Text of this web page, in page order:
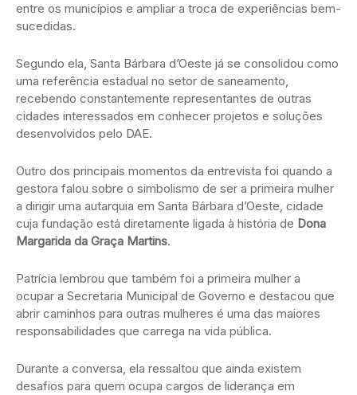
entre os municípios e ampliar a troca de experiências bem-
sucedidas.
Segundo ela, Santa Bárbara d’Oeste já se consolidou como
uma referência estadual no setor de saneamento,
recebendo constantemente representantes de outras
cidades interessados em conhecer projetos e soluções
desenvolvidos pelo DAE.
Outro dos principais momentos da entrevista foi quando a
gestora falou sobre o simbolismo de ser a primeira mulher
a dirigir uma autarquia em Santa Bárbara d’Oeste, cidade
cuja fundação está diretamente ligada à história de Dona
Margarida da Graça Martins.
Patrícia lembrou que também foi a primeira mulher a
ocupar a Secretaria Municipal de Governo e destacou que
abrir caminhos para outras mulheres é uma das maiores
responsabilidades que carrega na vida pública.
Durante a conversa, ela ressaltou que ainda existem
desafios para quem ocupa cargos de liderança em